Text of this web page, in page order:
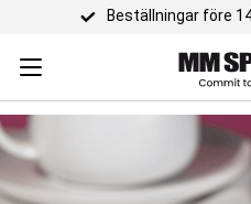
Beställningar före 14